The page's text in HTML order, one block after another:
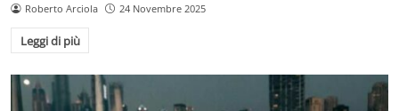
Roberto Arciola 24 Novembre 2025
Leggi di più